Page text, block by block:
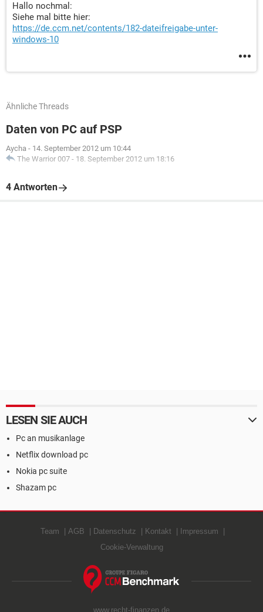
Hallo nochmal:
Siehe mal bitte hier:
https://de.ccm.net/contents/182-dateifreigabe-unter-
windows-10
Ähnliche Threads
Daten von PC auf PSP
Aycha - 14. September 2012 um 10:44
The Warrior 007 - 18. September 2012 um 18:16
4 Antworten
LESEN SIE AUCH
Pc an musikanlage
Netflix download pc
Nokia pc suite
Shazam pc
Team AGB Datenschutz Kontakt
Impressum
Cookie-Verwaltung
www.recht-finanzen.de